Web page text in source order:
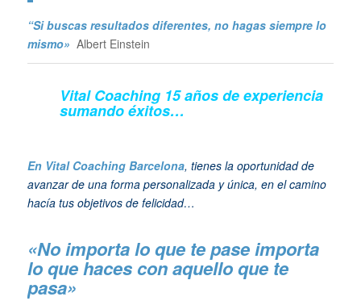
“Si buscas resultados diferentes, no hagas siempre lo
mismo» Albert Einstein
Vital Coaching 15 años de experiencia
sumando éxitos…
En Vital Coaching Barcelona, tienes la oportunidad de
avanzar de una forma personalizada y única, en el camino
hacía tus objetivos de felicidad…
«No importa lo que te pase importa
lo que haces con aquello que te
pasa»